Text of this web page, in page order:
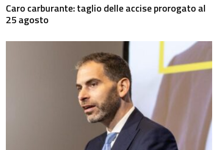
Caro carburante: taglio delle accise prorogato al
25 agosto